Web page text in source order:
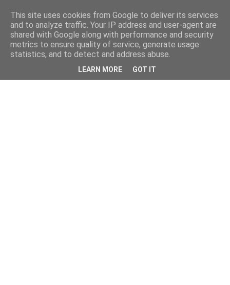
This site uses cookies from Google to deliver its services
and to analyze traffic. Your IP address and user-agent are
shared with Google along with performance and security
metrics to ensure quality of service, generate usage
statistics, and to detect and address abuse.
LEARN MORE GOT IT